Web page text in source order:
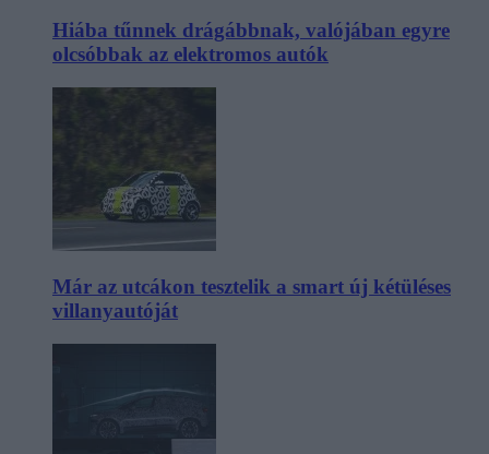
Hiába tűnnek drágábbnak, valójában egyre
olcsóbbak az elektromos autók
Már az utcákon tesztelik a smart új kétüléses
villanyautóját